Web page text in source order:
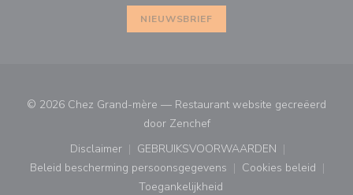
NIEUWSBRIEF
© 2026 Chez Grand-mère — Restaurant website gecreëerd
door Zenchef((opent in een nieuw
Disclaimer
((opent in een nieuw venster))
GEBRUIKSVOORWAARDEN
((opent in een nieuw
Beleid bescherming persoonsgegevens
((opent in een nieuw venster))
Cookies beleid
((opent in
Toegankelijkheid